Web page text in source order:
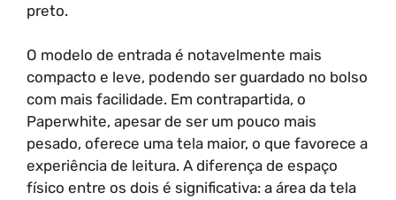
preto.
O modelo de entrada é notavelmente mais
compacto e leve, podendo ser guardado no bolso
com mais facilidade. Em contrapartida, o
Paperwhite, apesar de ser um pouco mais
pesado, oferece uma tela maior, o que favorece a
experiência de leitura. A diferença de espaço
físico entre os dois é significativa: a área da tela